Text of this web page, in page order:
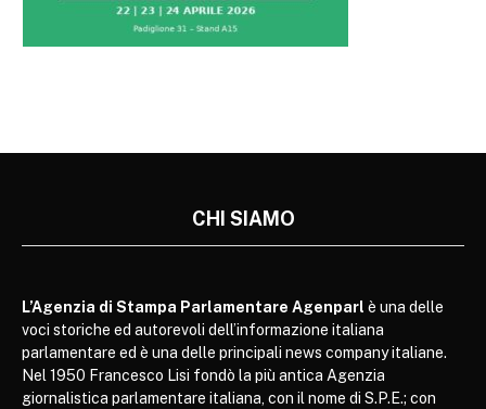
CHI SIAMO
L’Agenzia di Stampa Parlamentare Agenparl è una delle
voci storiche ed autorevoli dell’informazione italiana
parlamentare ed è una delle principali news company italiane.
Nel 1950 Francesco Lisi fondò la più antica Agenzia
giornalistica parlamentare italiana, con il nome di S.P.E.; con